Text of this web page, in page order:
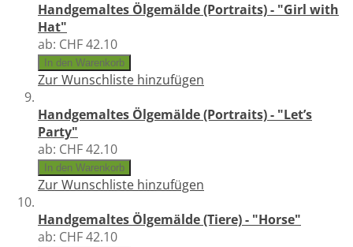
Handgemaltes Ölgemälde (Portraits) - "Girl with
Hat"
ab: CHF 42.10
In den Warenkorb
Zur Wunschliste hinzufügen
Handgemaltes Ölgemälde (Portraits) - "Let’s
Party"
ab: CHF 42.10
In den Warenkorb
Zur Wunschliste hinzufügen
Handgemaltes Ölgemälde (Tiere) - "Horse"
ab: CHF 42.10